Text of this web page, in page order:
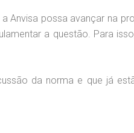
possa avançar na
a questão. Para
da norma e que já